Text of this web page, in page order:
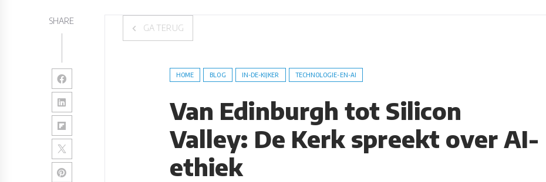
SHARE
GA TERUG
HOME BLOG IN-DE-KIJKER TECHNOLOGIE-EN-AI
Van Edinburgh tot Silicon
Valley: De Kerk spreekt over AI-
ethiek